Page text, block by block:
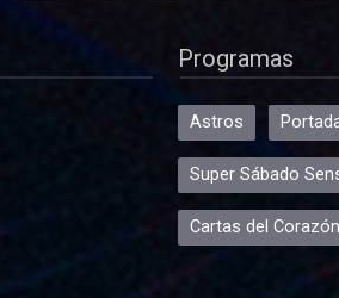
Programas
Astros
Super Sábado
Cartas del Corazón